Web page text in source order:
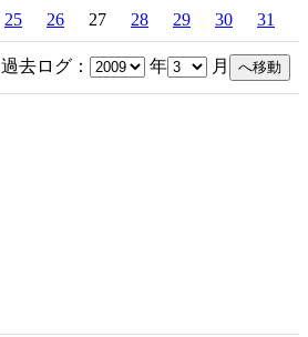
25 26 27 28 29 30 31
過去ログ： 年 月